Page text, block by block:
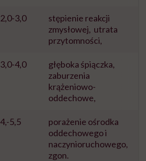
2,0-3,0
stępienie reakcji
zmysłowej, utrata
przytomności,
3,0-4,0
głęboka śpiączka,
zaburzenia
krążeniowo-
oddechowe,
4,-5,5
porażenie ośrodka
oddechowego i
naczynioruchowego,
zgon.